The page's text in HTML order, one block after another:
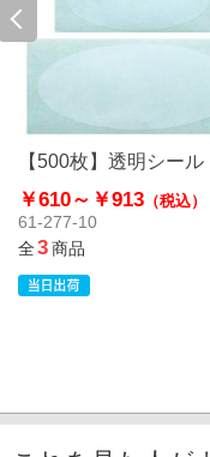
【500枚】透明シール
￥610～ ￥913 （税込）
61-277-10
全3商品